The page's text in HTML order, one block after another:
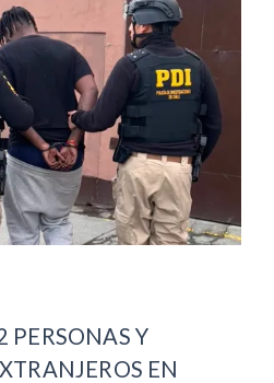
PERSONAS Y
EN